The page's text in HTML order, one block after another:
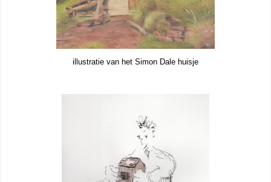
illustratie van het Simon Dale huisje